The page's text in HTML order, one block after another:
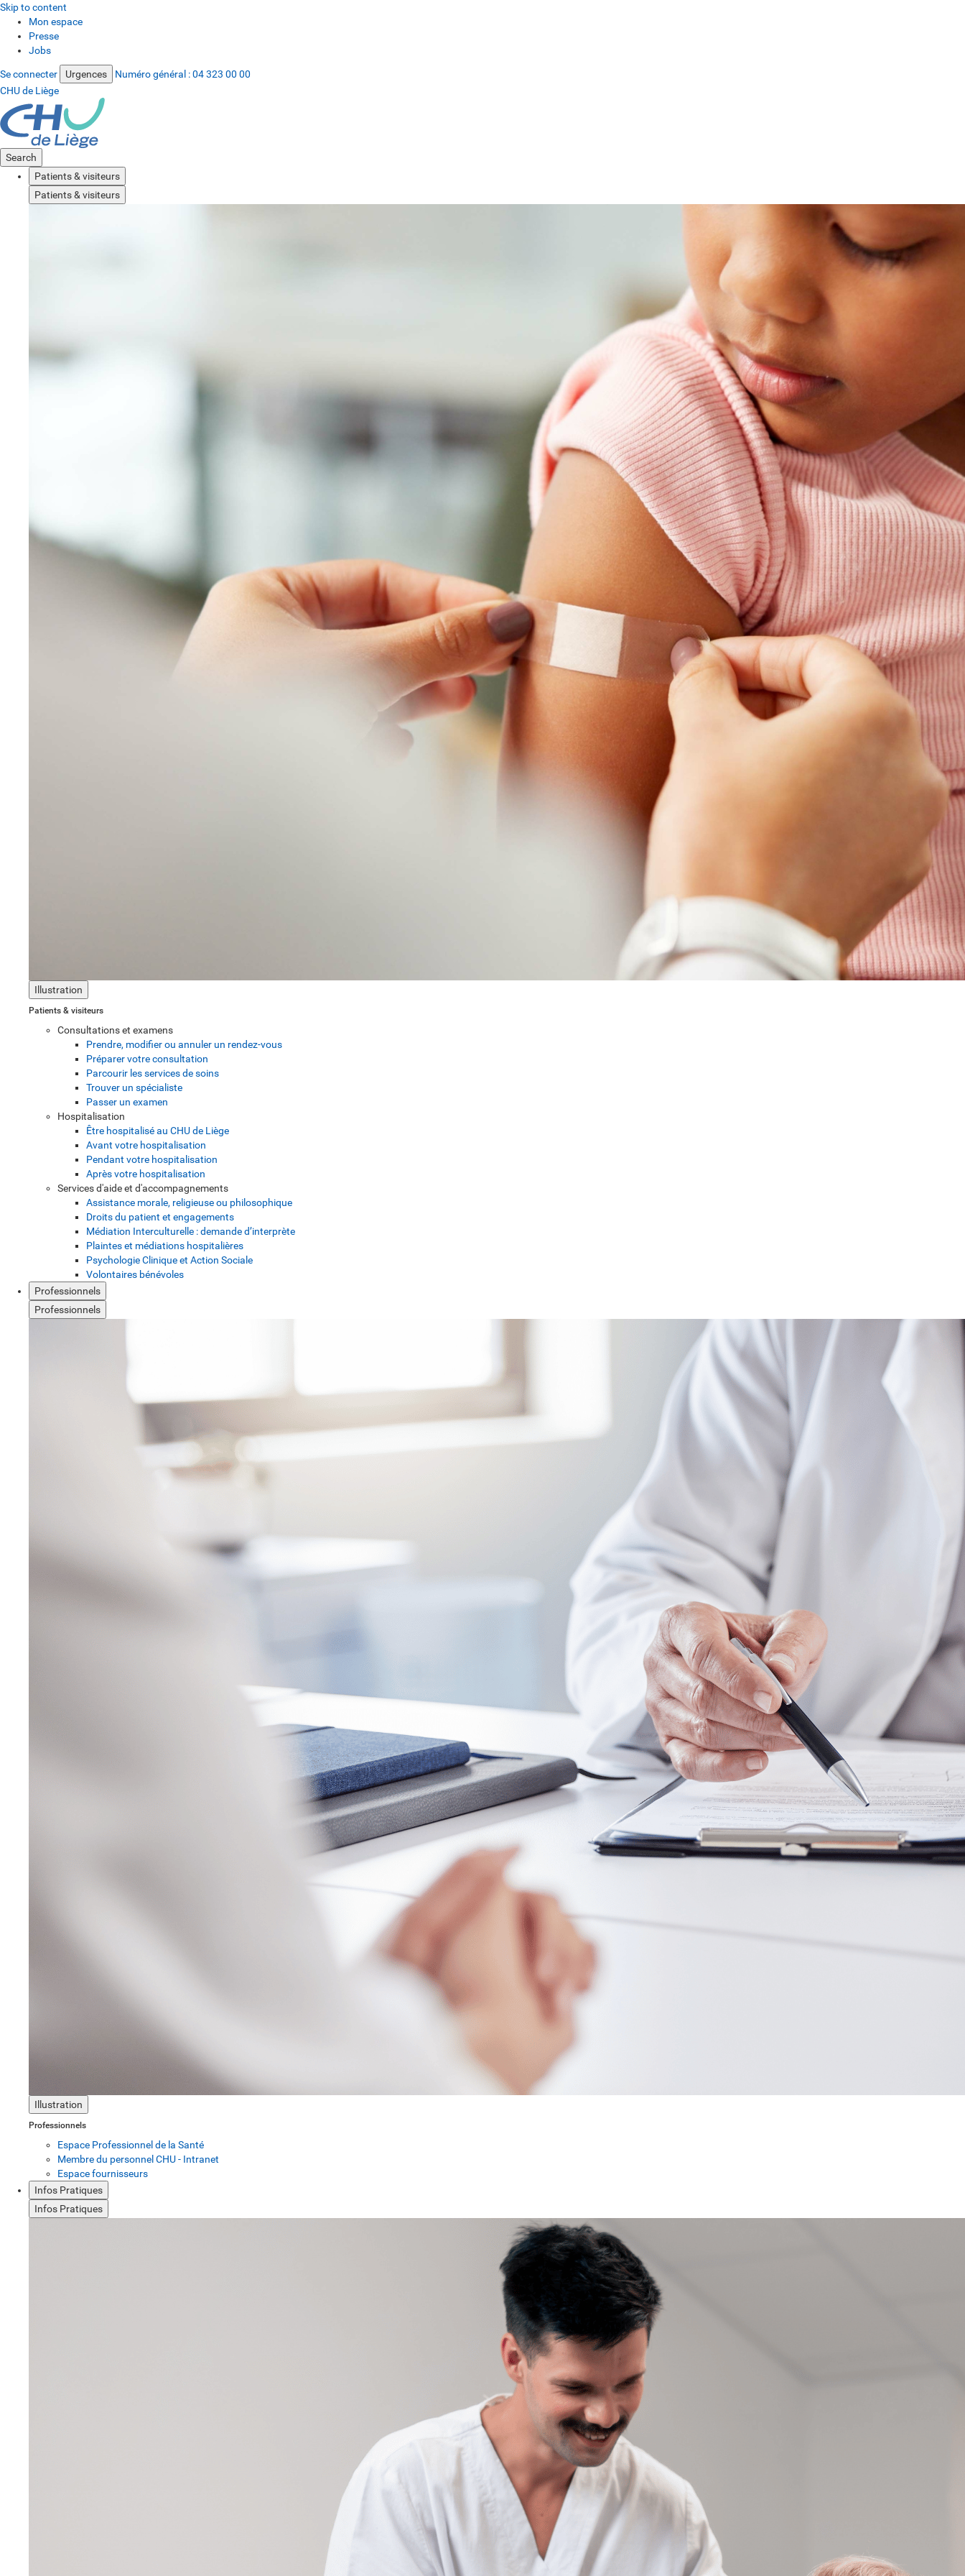
Skip to content
Mon espace
Presse
Jobs
Se connecter Urgences Numéro général :04 323 00 00
CHU de Liège
Search
Patients & visiteurs
Patients & visiteurs
Illustration
Patients & visiteurs
Consultations et examens
Prendre, modifier ou annuler un rendez-vous
Préparer votre consultation
Parcourir les services de soins
Trouver un spécialiste
Passer un examen
Hospitalisation
Être hospitalisé au CHU de Liège
Avant votre hospitalisation
Pendant votre hospitalisation
Après votre hospitalisation
Services d'aide et d'accompagnements
Assistance morale, religieuse ou philosophique
Droits du patient et engagements
Médiation Interculturelle : demande d’interprète
Plaintes et médiations hospitalières
Psychologie Clinique et Action Sociale
Volontaires bénévoles
Professionnels
Professionnels
Illustration
Professionnels
Espace Professionnel de la Santé
Membre du personnel CHU - Intranet
Espace fournisseurs
Infos Pratiques
Infos Pratiques